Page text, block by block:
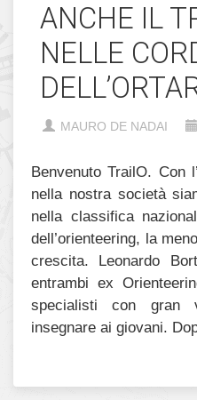
ANCHE IL
NELLE
MAURO DE NADAI
Benvenuto TrailO. Con
nella nostra società
nella classifica
dell’orienteering, la
crescita. Leonardo
entrambi ex
specialisti con gran
insegnare ai giovani.